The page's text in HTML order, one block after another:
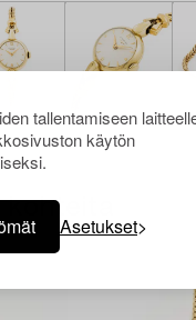
tallentamiseen
käytön
Asetukset